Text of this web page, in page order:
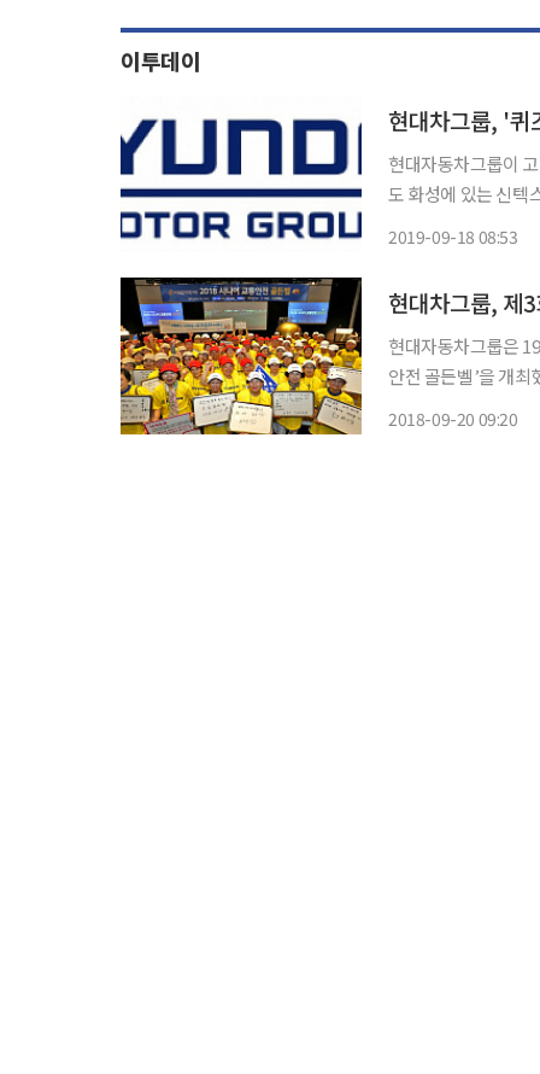
이투데이
현대차그룹, '퀴
현대자동차그룹이 고령자
도 화성에 있는 신텍
2019-09-18 08:53
현대차그룹, 제
현대자동차그룹은
안전 골든벨’을 개최했다고 20일 밝혔다. ‘시
2018-09-20 09:20